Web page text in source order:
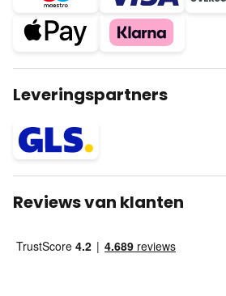
Leveringspartners
Reviews van klanten